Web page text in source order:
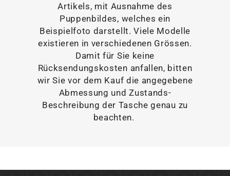
Artikels, mit Ausnahme des
Puppenbildes, welches ein
Beispielfoto darstellt. Viele Modelle
existieren in verschiedenen Grössen.
Damit für Sie keine
Rücksendungskosten anfallen, bitten
wir Sie vor dem Kauf die angegebene
Abmessung und Zustands-
Beschreibung der Tasche genau zu
beachten.